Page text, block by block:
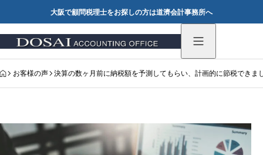
大阪で顧問税理士をお探しの方は道濟会計事務所へ
HOME
お客様の声 決算の数ヶ月前に納税額を予測してもらい、計画的に節税できま